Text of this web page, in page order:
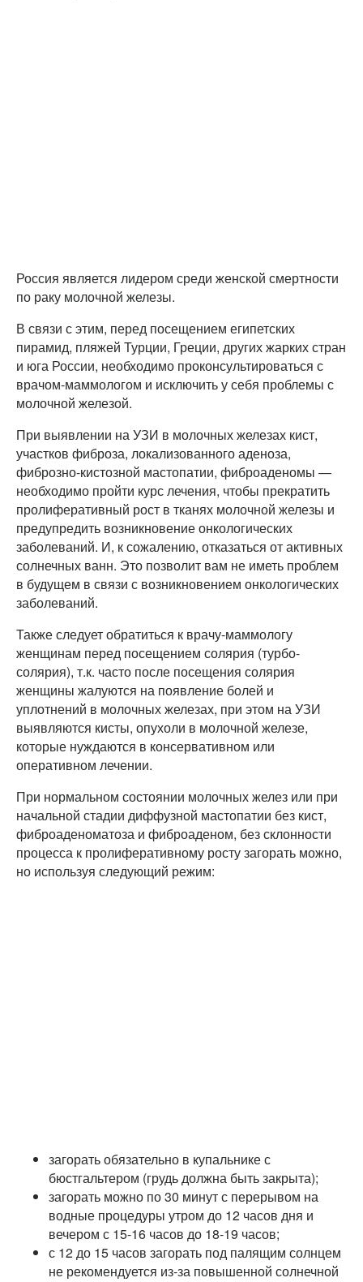
Россия является лидером среди женской смертности
по раку молочной железы.
В связи с этим, перед посещением египетских
пирамид, пляжей Турции, Греции, других жарких стран
и юга России, необходимо проконсультироваться с
врачом-маммологом и исключить у себя проблемы с
молочной железой.
При выявлении на УЗИ в молочных железах кист,
участков фиброза, локализованного аденоза,
фиброзно-кистозной мастопатии, фиброаденомы —
необходимо пройти курс лечения, чтобы прекратить
пролиферативный рост в тканях молочной железы и
предупредить возникновение онкологических
заболеваний. И, к сожалению, отказаться от активных
солнечных ванн. Это позволит вам не иметь проблем
в будущем в связи с возникновением онкологических
заболеваний.
Также следует обратиться к врачу-маммологу
женщинам перед посещением солярия (турбо-
солярия), т.к. часто после посещения солярия
женщины жалуются на появление болей и
уплотнений в молочных железах, при этом на УЗИ
выявляются кисты, опухоли в молочной железе,
которые нуждаются в консервативном или
оперативном лечении.
При нормальном состоянии молочных желез или при
начальной стадии диффузной мастопатии без кист,
фиброаденоматоза и фиброаденом, без склонности
процесса к пролиферативному росту загорать можно,
но используя следующий режим:
загорать обязательно в купальнике с
бюстгальтером (грудь должна быть закрыта);
загорать можно по 30 минут с перерывом на
водные процедуры утром до 12 часов дня и
вечером с 15-16 часов до 18-19 часов;
с 12 до 15 часов загорать под палящим солнцем
не рекомендуется из-за повышенной солнечной